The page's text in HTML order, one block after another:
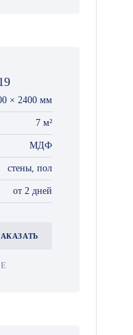
× 2400 мм
7 м²
МДФ
стены, пол
от 2 дней